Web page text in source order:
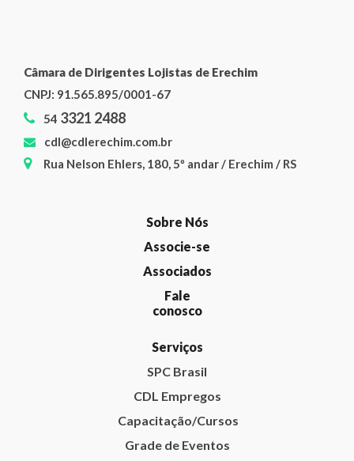
Câmara de Dirigentes Lojistas de Erechim
CNPJ: 91.565.895/0001-67
54 3321 2488
cdl@cdlerechim.com.br
Rua Nelson Ehlers, 180, 5º andar / Erechim / RS
Sobre Nós
Associe-se
Associados
Fale
conosco
Serviços
SPC Brasil
CDL Empregos
Capacitação/Cursos
Grade de Eventos